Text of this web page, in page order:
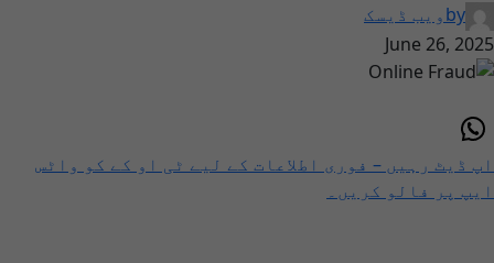
byویب ڈیسک
June 26, 2025
اپ ڈیٹ رہیں – فوری اطلاعات کے لیے ٹی او کے کو واٹس
ایپ پر فالو کریں۔